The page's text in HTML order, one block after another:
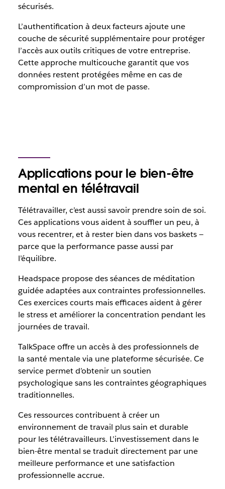
sécurisés.
L’authentification à deux facteurs ajoute une
couche de sécurité supplémentaire pour protéger
l’accès aux outils critiques de votre entreprise.
Cette approche multicouche garantit que vos
données restent protégées même en cas de
compromission d’un mot de passe.
Applications pour le bien-être
mental en télétravail
Télétravailler, c’est aussi savoir prendre soin de soi.
Ces applications vous aident à souffler un peu, à
vous recentrer, et à rester bien dans vos baskets —
parce que la performance passe aussi par
l’équilibre.
Headspace propose des séances de méditation
guidée adaptées aux contraintes professionnelles.
Ces exercices courts mais efficaces aident à gérer
le stress et améliorer la concentration pendant les
journées de travail.
TalkSpace offre un accès à des professionnels de
la santé mentale via une plateforme sécurisée. Ce
service permet d’obtenir un soutien
psychologique sans les contraintes géographiques
traditionnelles.
Ces ressources contribuent à créer un
environnement de travail plus sain et durable
pour les télétravailleurs. L’investissement dans le
bien-être mental se traduit directement par une
meilleure performance et une satisfaction
professionnelle accrue.